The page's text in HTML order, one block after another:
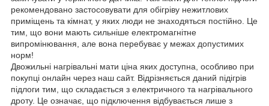
рекомендовано застосовувати для обігріву нежитлових
приміщень та кімнат, у яких люди не знаходяться постійно. Це
тим, що вони мають сильніше електромагнітне
випромінювання, але вона перебуває у межах допустимих
норм!
Двожильні нагрівальні мати ціна яких доступна, особливо при
покупці онлайн через наш сайт. Відрізняється даний підігрів
підлоги тим, що складається з електричного та нагрівального
дроту. Це означає, що підключення відбувається лише з